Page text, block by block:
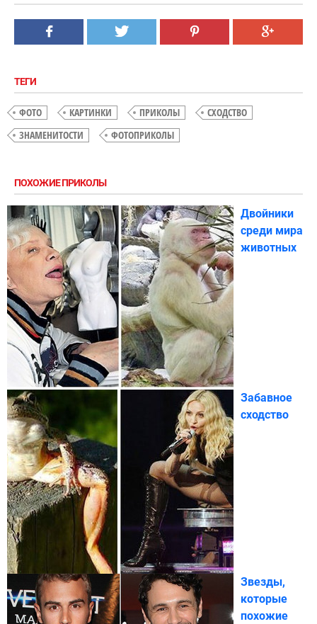
ТЕГИ
ФОТО КАРТИНКИ ПРИКОЛЫ
СХОДСТВО
ЗНАМЕНИТОСТИ
ФОТОПРИКОЛЫ
ПОХОЖИЕ ПРИКОЛЫ
Двойники
среди мира
животных
Забавное
сходство
Звезды,
которые
похожие